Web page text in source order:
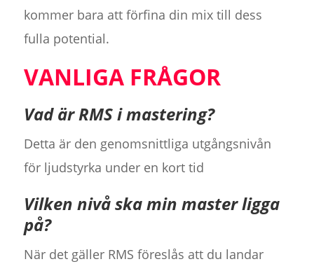
kommer bara att förfina din mix till dess
fulla potential.
VANLIGA FRÅGOR
Vad är RMS i mastering?
Detta är den genomsnittliga utgångsnivån
för ljudstyrka under en kort tid
Vilken nivå ska min master ligga
på?
När det gäller RMS föreslås att du landar